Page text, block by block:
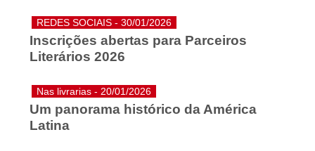
REDES SOCIAIS - 30/01/2026
Inscrições abertas para Parceiros
Literários 2026
Nas livrarias - 20/01/2026
Um panorama histórico da América
Latina